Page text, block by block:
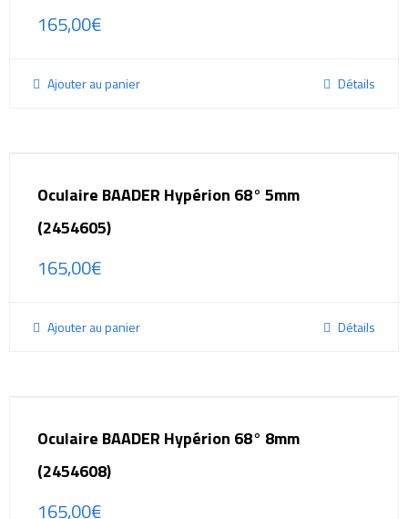
165,00€
Ajouter au panier Détails
Oculaire BAADER Hypérion 68° 5mm
(2454605)
165,00€
Ajouter au panier Détails
Oculaire BAADER Hypérion 68° 8mm
(2454608)
165,00€